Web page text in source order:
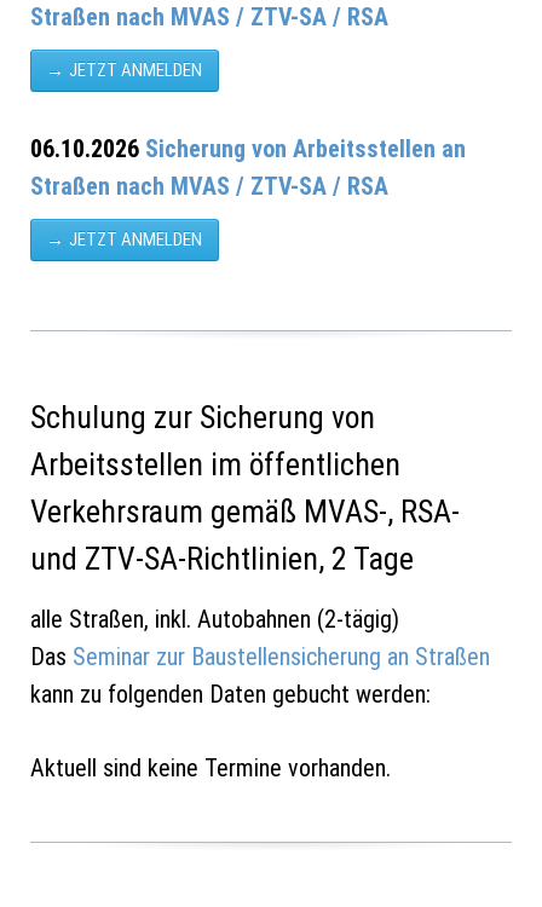
Straßen nach MVAS / ZTV-SA / RSA
JETZT ANMELDEN
06.10.2026 Sicherung von Arbeitsstellen an
Straßen nach MVAS / ZTV-SA / RSA
JETZT ANMELDEN
Schulung zur Sicherung von
Arbeitsstellen im öffentlichen
Verkehrsraum gemäß MVAS-, RSA-
und ZTV-SA-Richtlinien, 2 Tage
alle Straßen, inkl. Autobahnen (2-tägig)
Das Seminar zur Baustellensicherung an Straßen
kann zu folgenden Daten gebucht werden:
Aktuell sind keine Termine vorhanden.